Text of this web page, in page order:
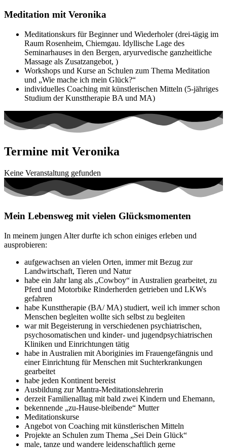
Meditation mit Veronika
Meditationskurs für Beginner und Wiederholer (drei-tägig im
Raum Rosenheim, Chiemgau. Idyllische Lage des
Seminarhauses in den Bergen, aryurvedische ganzheitliche
Massage als Zusatzangebot, )
Workshops und Kurse an Schulen zum Thema Meditation
und „Wie mache ich mein Glück?“
individuelles Coaching mit künstlerischen Mitteln (5-jähriges
Studium der Kunsttherapie BA und MA)
Termine mit Veronika
Keine Veranstaltung gefunden
Mein Lebensweg mit vielen Glücksmomenten
In meinem jungen Alter durfte ich schon einiges erleben und
ausprobieren:
aufgewachsen an vielen Orten, immer mit Bezug zur
Landwirtschaft, Tieren und Natur
habe ein Jahr lang als „Cowboy“ in Australien gearbeitet, zu
Pferd und Motorbike Rinderherden getrieben und LKWs
gefahren
habe Kunsttherapie (BA/ MA) studiert, weil ich immer schon
Menschen begleiten wollte sich selbst zu begleiten
war mit Begeisterung in verschiedenen psychiatrischen,
psychosomatischen und kinder- und jugendpsychiatrischen
Kliniken und Einrichtungen tätig
habe in Australien mit Aboriginies im Frauengefängnis und
einer Einrichtung für Menschen mit Suchterkrankungen
gearbeitet
habe jeden Kontinent bereist
Ausbildung zur Mantra-Meditationslehrerin
derzeit Familienalltag mit bald zwei Kindern und Ehemann,
bekennende „zu-Hause-bleibende“ Mutter
Meditationskurse
Angebot von Coaching mit künstlerischen Mitteln
Projekte an Schulen zum Thema „Sei Dein Glück“
male, tanze und wandere leidenschaftlich gerne